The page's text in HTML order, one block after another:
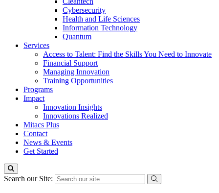
Cybersecurity
Health and Life Sciences
Information Technology
Quantum
Services
Access to Talent: Find the Skills You Need to Innovate
Financial Support
Managing Innovation
Training Opportunities
Programs
Impact
Innovation Insights
Innovations Realized
Mitacs Plus
Contact
News & Events
Get Started
Search our Site: